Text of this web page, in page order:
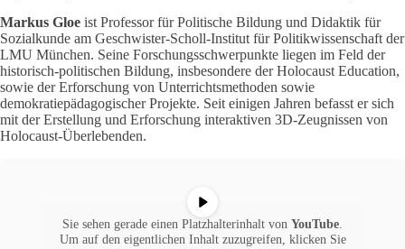
Markus Gloe ist Professor für Politische Bildung und Didaktik für
Sozialkunde am Geschwister-Scholl-Institut für Politikwissenschaft der
LMU München. Seine Forschungsschwerpunkte liegen im Feld der
historisch-politischen Bildung, insbesondere der Holocaust Education,
sowie der Erforschung von Unterrichtsmethoden sowie
demokratiepädagogischer Projekte. Seit einigen Jahren befasst er sich
mit der Erstellung und Erforschung interaktiven 3D-Zeugnissen von
Holocaust-Überlebenden.
Sie sehen gerade einen Platzhalterinhalt von YouTube.
Um auf den eigentlichen Inhalt zuzugreifen, klicken Sie